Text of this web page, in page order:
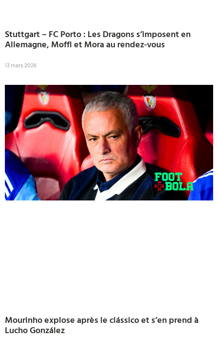
Stuttgart – FC Porto : Les Dragons s’imposent en
Allemagne, Moffi et Mora au rendez-vous
13 mars 2026
Mourinho explose après le clássico et s’en prend à
Lucho González